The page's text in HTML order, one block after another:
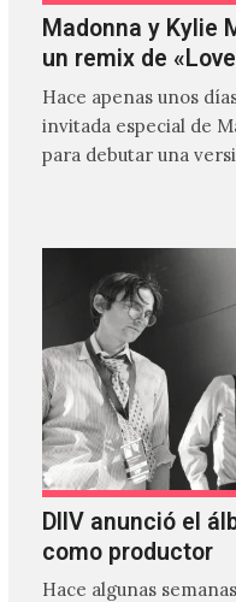
Madonna y Kylie
un remix de
Hace apenas unos
invitada especial de
para debutar una
DIIV anunció el
como productor
Hace algunas